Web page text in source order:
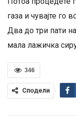
газа и чувајте го
Два до три пати
мала лажичка
346
Сподели